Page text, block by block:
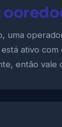
uma
ativo
então vale